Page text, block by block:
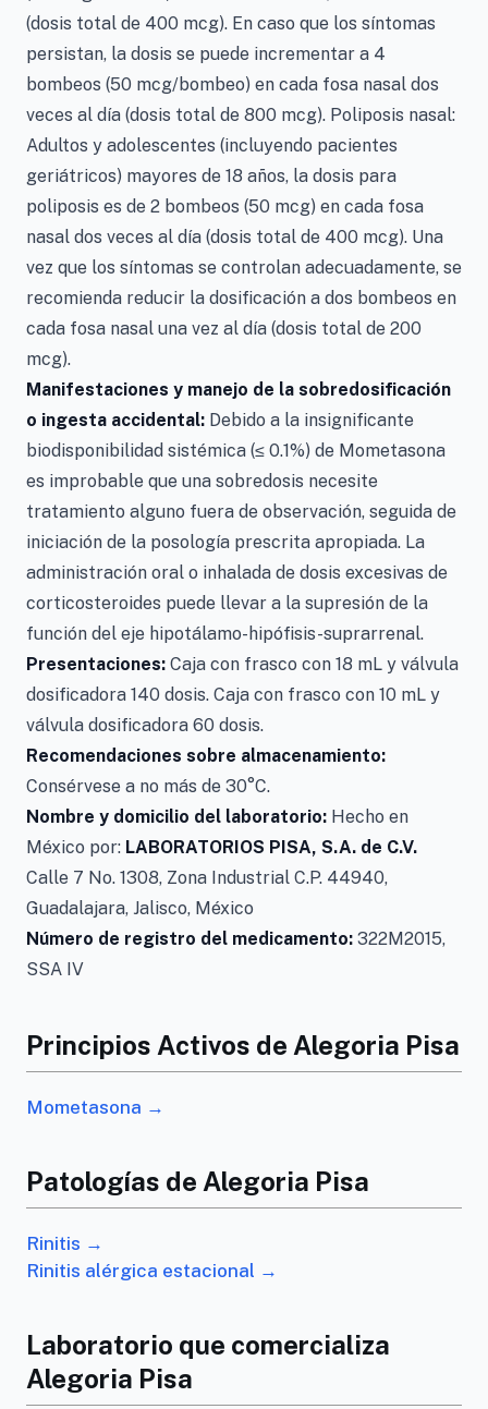
(dosis total de 400 mcg). En caso que los síntomas
persistan, la dosis se puede incrementar a 4
bombeos (50 mcg/bombeo) en cada fosa nasal dos
veces al día (dosis total de 800 mcg). Poliposis nasal:
Adultos y adolescentes (incluyendo pacientes
geriátricos) mayores de 18 años, la dosis para
poliposis es de 2 bombeos (50 mcg) en cada fosa
nasal dos veces al día (dosis total de 400 mcg). Una
vez que los síntomas se controlan adecuadamente, se
recomienda reducir la dosificación a dos bombeos en
cada fosa nasal una vez al día (dosis total de 200
mcg).
Manifestaciones y manejo de la sobredosificación
o ingesta accidental: Debido a la insignificante
biodisponibilidad sistémica (≤ 0.1%) de Mometasona
es improbable que una sobredosis necesite
tratamiento alguno fuera de observación, seguida de
iniciación de la posología prescrita apropiada. La
administración oral o inhalada de dosis excesivas de
corticosteroides puede llevar a la supresión de la
función del eje hipotálamo-hipófisis-suprarrenal.
Presentaciones: Caja con frasco con 18 mL y válvula
dosificadora 140 dosis. Caja con frasco con 10 mL y
válvula dosificadora 60 dosis.
Recomendaciones sobre almacenamiento:
Consérvese a no más de 30°C.
Nombre y domicilio del laboratorio: Hecho en
México por: LABORATORIOS PISA, S.A. de C.V.
Calle 7 No. 1308, Zona Industrial C.P. 44940,
Guadalajara, Jalisco, México
Número de registro del medicamento: 322M2015,
SSA IV
Principios Activos de Alegoria Pisa
Mometasona →
Patologías de Alegoria Pisa
Rinitis →
Rinitis alérgica estacional →
Laboratorio que comercializa
Alegoria Pisa